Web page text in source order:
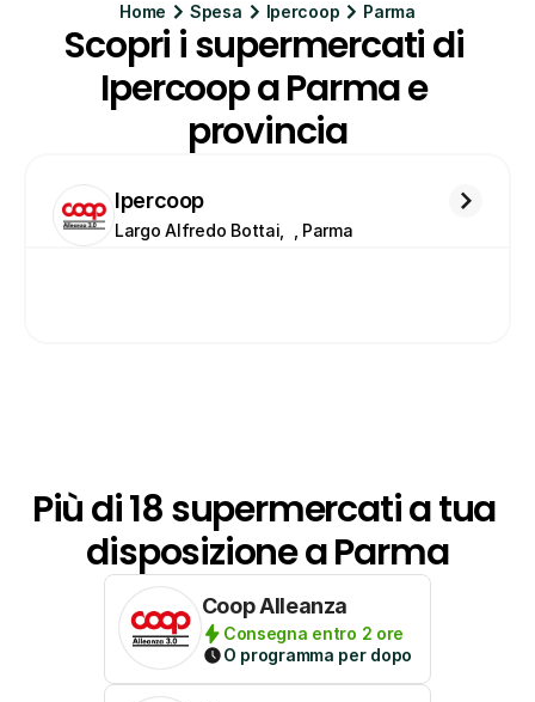
Home Spesa Ipercoop Parma
Scopri i supermercati di
Ipercoop a Parma e
provincia
Ipercoop
Largo Alfredo Bottai,  , Parma
Più di 18 supermercati a tua
disposizione a Parma
Coop Alleanza
Consegna entro 2 ore
O programma per dopo